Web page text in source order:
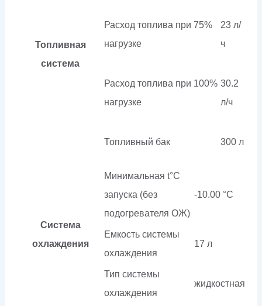
Топливная
система
Расход топлива при 75%
нагрузке
23 л/
ч
Расход топлива при 100%
нагрузке
30.2
л/ч
Топливный бак 300 л
Система
охлаждения
Минимальная t°С
запуска (без
подогревателя ОЖ)
-10.00 °С
Емкость системы
охлаждения
17 л
Тип системы
охлаждения
жидкостная